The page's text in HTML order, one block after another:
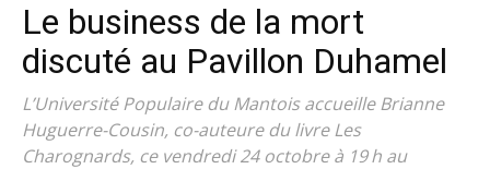
Le business de la mort
discuté au Pavillon Duhamel
L’Université Populaire du Mantois accueille Brianne
Huguerre-Cousin, co-auteure du livre Les
Charognards, ce vendredi 24 octobre à 19 h au